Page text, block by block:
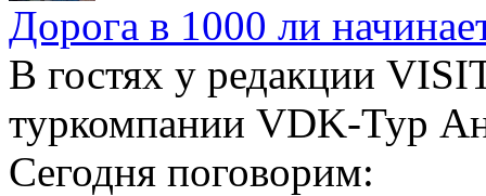
Дорога в 1000 ли
В гостях у редакции
туркомпании VDK-Тур
Сегодня поговорим: